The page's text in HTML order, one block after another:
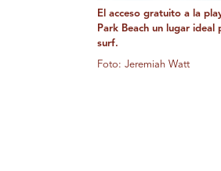
El acceso gratuito a la
Park Beach un lugar
surf.
Foto: Jeremiah Watt